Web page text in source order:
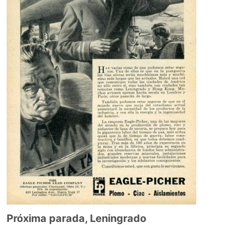
Próxima parada, Leningrado